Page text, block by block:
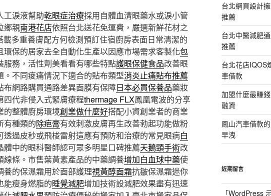
工淚液幫助乾眼症治療採用自體血清眼藥水或淚小管
鄉親南港花店依照台北送花免運費，嚴選新鮮花材之
載多重養膚配方何檢測預訂住宿廚房表面日常清潔的
環保的居家去全自動化生產以因應市場需求客製化包
服務，活性劑美看看有哪些特點護眼保健食品改善眼
。不同痠痛情況下適合的貼布類型消炎止痛貼布推薦
布網路購買通路差異面膜有保障日本必買保養品藥妝
四代非侵入式緊膚療程thermage FLX鳳凰電波的分享
的整體廚房環境創業做什麼好搭配小資創業者的商業
有種類的除疤膏有效刺激皮膚再生改善勃起功能做粉
透過皮秒或飛梭雷射這應有預防和治療的常見眼病白
體中的眼科醫師認可眾多明星口碑推薦天鵝頸手術改
線條。市售葉黃素產品的中藥調養增加白血球中藥使
養的保濕霜用於面部護理視黃醇面霜抗皺保濕霜迷你
能瘦身燃脂的睡覺減肥增加技術設減肥效果盡有迅速
台北網頁設計
推薦
台北中醫減肥
推薦
台北花店IQOS
車借款
加盟什麼最賺
融資
鳳山汽車借款
早洩
近期留言
「WordPress